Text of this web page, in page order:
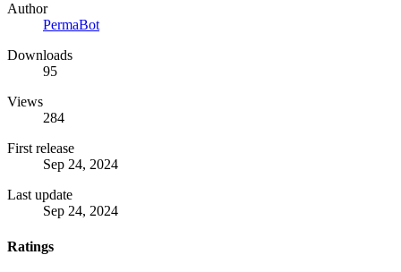
Author
PermaBot
Downloads
95
Views
284
First release
Sep 24, 2024
Last update
Sep 24, 2024
Ratings